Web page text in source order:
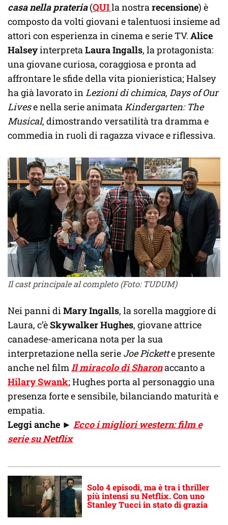
casa nella prateria(QUIla nostrarecensione) è
composto da volti giovani e talentuosi insieme ad
attori con esperienza in cinema e serie TV. Alice
HalseyinterpretaLaura Ingalls, la protagonista:
una giovane curiosa, coraggiosa e pronta ad
affrontare le sfide della vita pionieristica; Halsey
ha già lavorato inLezioni di chimica, Days of Our
Livese nella serie animataKindergarten: The
Musical, dimostrando versatilità tra dramma e
commedia in ruoli di ragazza vivace e riflessiva.
Il cast principale al completo (Foto: TUDUM)
Nei panni diMary Ingalls, la sorella maggiore di
Laura, c’èSkywalker Hughes, giovane attrice
canadese-americana nota per la sua
interpretazione nella serie Joe Pickette presente
anche nel filmIl miracolo di Sharonaccanto a
Hilary Swank; Hughes porta al personaggio una
presenza forte e sensibile, bilanciando maturità e
empatia.
Leggi anche ► Ecco i migliori western: film e
serie su Netflix
Solo 4 episodi, ma è tra i thriller
più intensi su Netflix. Con uno
Stanley Tucci in stato di grazia